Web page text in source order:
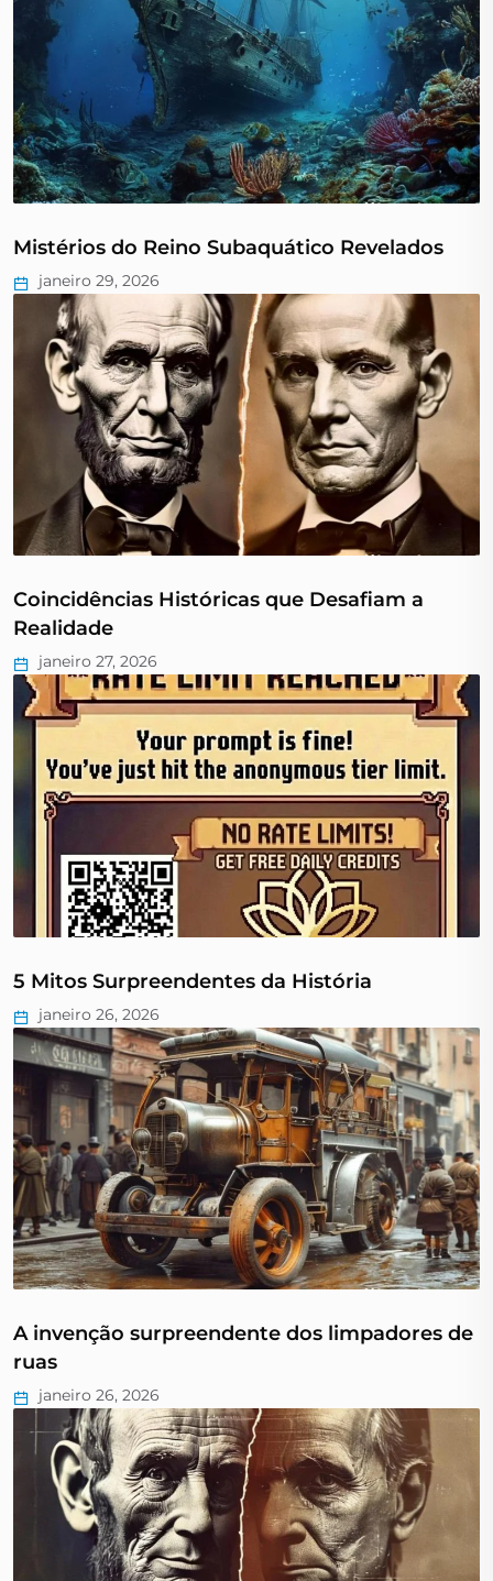
Mistérios do Reino Subaquático Revelados
janeiro 29, 2026
Coincidências Históricas que Desafiam a
Realidade
janeiro 27, 2026
5 Mitos Surpreendentes da História
janeiro 26, 2026
A invenção surpreendente dos limpadores de
ruas
janeiro 26, 2026